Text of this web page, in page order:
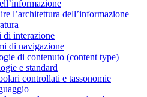
l’architettura dell’informazione
di interazione
di navigazione
di contenuto (content type)
e standard
controllati e tassonomie